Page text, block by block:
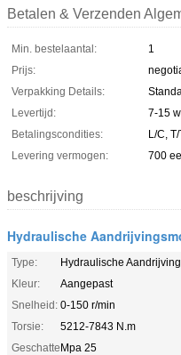
Betalen & Verzenden
Min. bestelaantal:
1
Prijs:
Verpakking Details:
Levertijd:
7-15
Betalingscondities:
L/C,
Levering vermogen:
700
beschrijving
Hydraulische
Type:
Hydraulische
Kleur:
Aangepast
Snelheid: 0-150 r/min
Torsie:
5212-7843 N.m
GeschatteMpa 25